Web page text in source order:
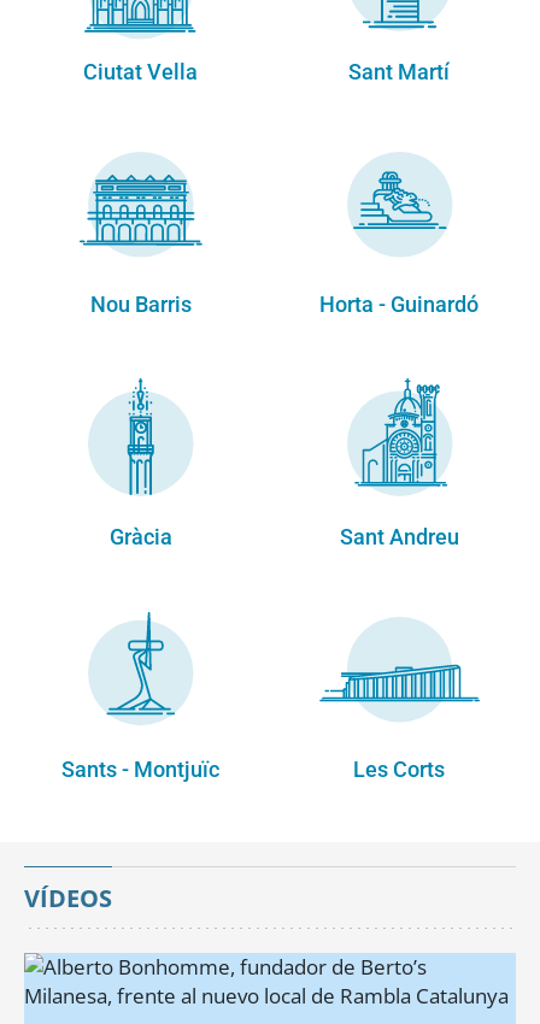
Ciutat Vella Sant Martí
Nou Barris Horta - Guinardó
Gràcia Sant Andreu
Sants - Montjuïc Les Corts
VÍDEOS